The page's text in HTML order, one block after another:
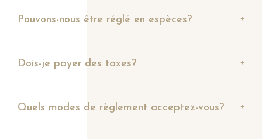
Pouvons-nous être réglé en espèces?
Dois-je payer des taxes?
Quels modes de règlement acceptez-vous?